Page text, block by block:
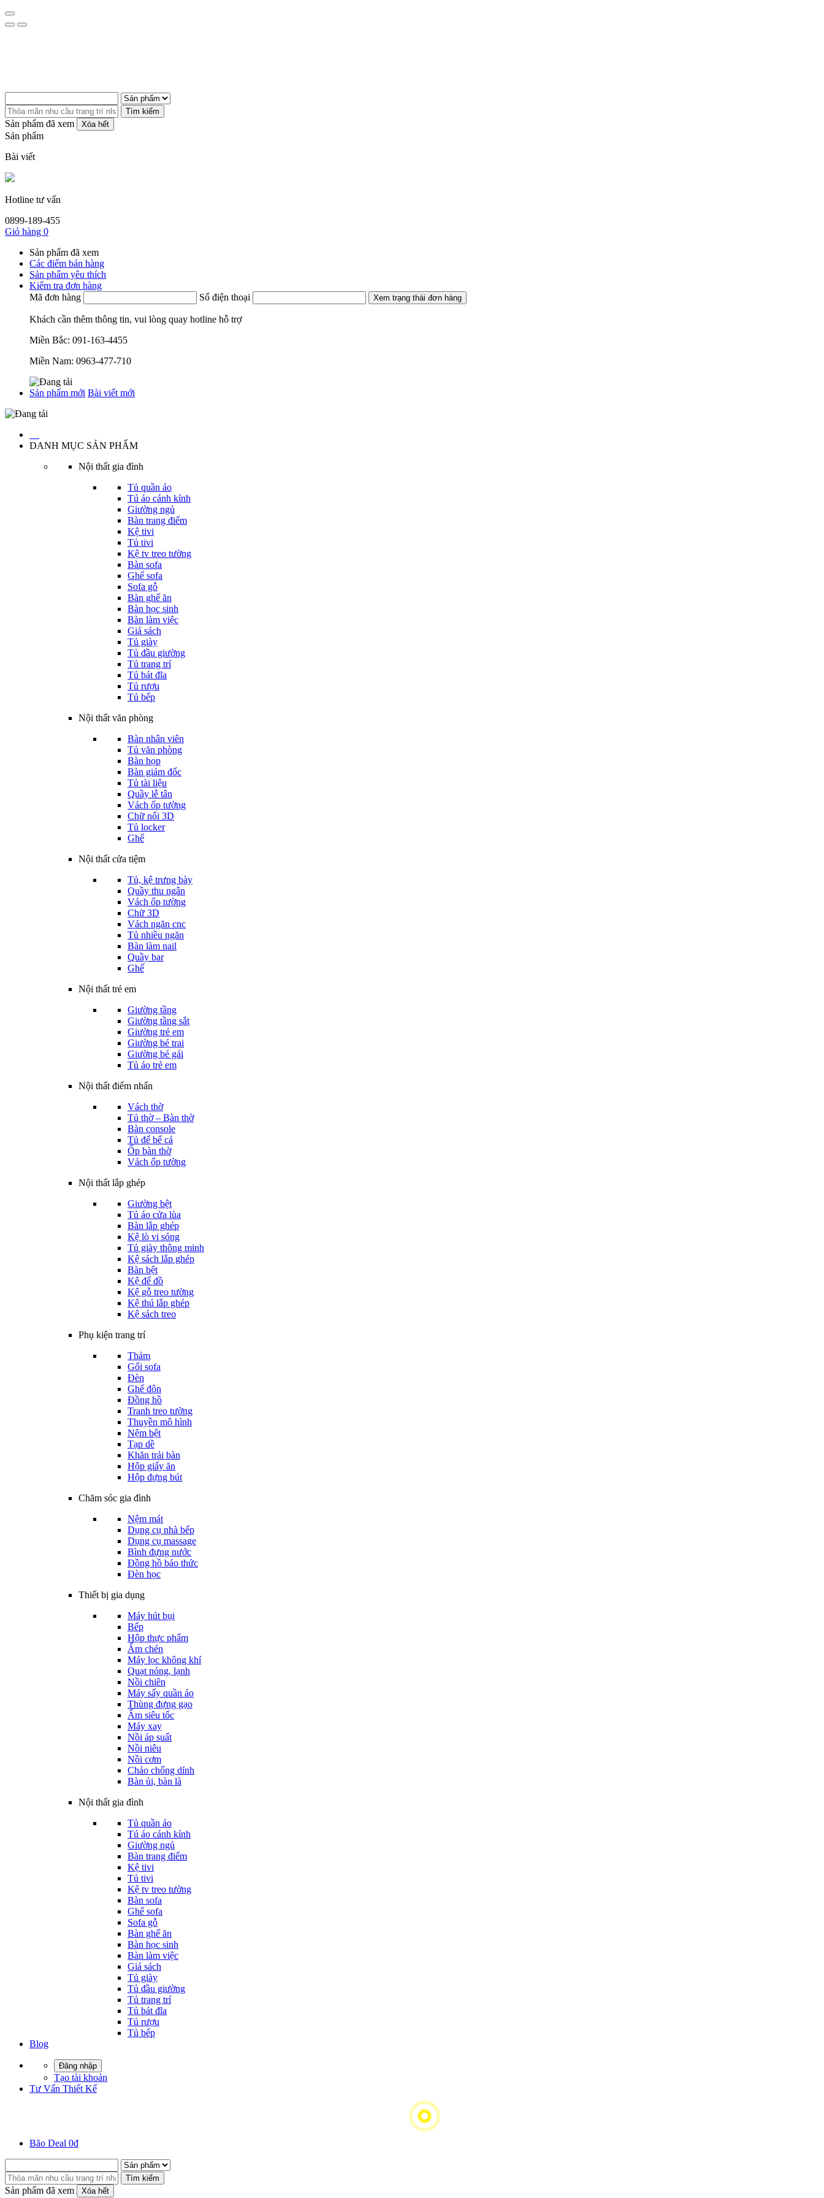
Tìm kiếm
Sản phẩm đã xem Xóa hết
Sản phẩm
Bài viết
Hotline tư vấn
0899-189-455
Giỏ hàng 0
Sản phẩm đã xem
Các điểm bán hàng
Sản phẩm yêu thích
Kiểm tra đơn hàng
Mã đơn hàng
Số điện thoại Xem trạng thái đơn hàng
Khách cần thêm thông tin, vui lòng quay hotline hỗ trợ
Miền Bắc: 091-163-4455
Miền Nam: 0963-477-710
Sản phẩm mới Bài viết mới
DANH MỤC SẢN PHẨM
Nội thất gia đình
Tủ quần áo
Tú áo cánh kính
Giường ngủ
Bàn trang điểm
Kệ tivi
Tủ tivi
Kệ tv treo tường
Bàn sofa
Ghế sofa
Sofa gỗ
Bàn ghế ăn
Bàn học sinh
Bàn làm việc
Giá sách
Tủ giày
Tủ đầu giường
Tủ trang trí
Tủ bát đĩa
Tủ rượu
Tủ bếp
Nội thất văn phòng
Bàn nhân viên
Tủ văn phòng
Bàn họp
Bàn giám đốc
Tủ tài liệu
Quầy lễ tân
Vách ốp tường
Chữ nổi 3D
Tủ locker
Ghế
Nội thất cửa tiệm
Tủ, kệ trưng bày
Quầy thu ngân
Vách ốp tường
Chữ 3D
Vách ngăn cnc
Tủ nhiều ngăn
Bàn làm nail
Quầy bar
Ghế
Nội thất trẻ em
Giường tầng
Giường tầng sắt
Giường trẻ em
Giường bé trai
Giường bé gái
Tủ áo trẻ em
Nội thất điểm nhấn
Vách thờ
Tủ thờ – Bàn thờ
Bàn console
Tủ để bể cá
Ốp bàn thờ
Vách ốp tường
Nội thất lắp ghép
Giường bệt
Tủ áo cửa lùa
Bàn lắp ghép
Kệ lò vi sóng
Tủ giày thông minh
Kệ sách lắp ghép
Bàn bệt
Kệ để đồ
Kệ gỗ treo tường
Kệ thú lắp ghép
Kệ sách treo
Phụ kiện trang trí
Thảm
Gối sofa
Đèn
Ghế đôn
Đồng hồ
Tranh treo tường
Thuyền mô hình
Nệm bệt
Tạp dề
Khăn trải bàn
Hộp giấy ăn
Hộp đựng bút
Chăm sóc gia đình
Nệm mát
Dụng cụ nhà bếp
Dụng cụ massage
Bình đựng nước
Đồng hồ báo thức
Đèn học
Thiết bị gia dụng
Máy hút bụi
Bếp
Hộp thực phẩm
Ấm chén
Máy lọc không khí
Quạt nóng, lạnh
Nồi chiên
Máy sấy quần áo
Thùng đựng gạo
Ấm siêu tốc
Máy xay
Nồi áp suất
Nồi niêu
Nồi cơm
Chảo chống dính
Bàn ủi, bàn là
Nội thất gia đình
Tủ quần áo
Tú áo cánh kính
Giường ngủ
Bàn trang điểm
Kệ tivi
Tủ tivi
Kệ tv treo tường
Bàn sofa
Ghế sofa
Sofa gỗ
Bàn ghế ăn
Bàn học sinh
Bàn làm việc
Giá sách
Tủ giày
Tủ đầu giường
Tủ trang trí
Tủ bát đĩa
Tủ rượu
Tủ bếp
Blog
Đăng nhập
Tạo tài khoản
Tư Vấn Thiết Kế
Bão Deal 0đ
Tìm kiếm
Sản phẩm đã xem Xóa hết